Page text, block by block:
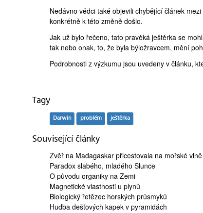
Nedávno vědci také objevili chybějící článek
konkrétně k této změně došlo.
Jak už bylo řečeno, tato pravěká ještěrka se
tak nebo onak, to, že byla býložravcem, mění
Podrobnosti z výzkumu jsou uvedeny v článku,
Tagy
Darwin problém ještěrka
Související články
Zvěř na Madagaskar přicestovala na mořské vlně
Paradox slabého, mladého Slunce
O původu organiky na Zemi
Magnetické vlastnosti u plynů
Biologický řetězec horských průsmyků
Hudba dešťových kapek v pyramidách